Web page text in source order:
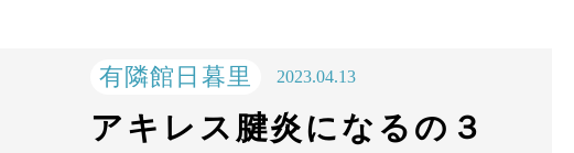
有隣館日暮里 2023.04.13
アキレス腱炎になるの３